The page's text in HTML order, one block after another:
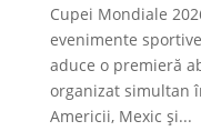
Cupei Mondiale
evenimente
aduce o premieră
organizat simultan
Americii, Mexic și...